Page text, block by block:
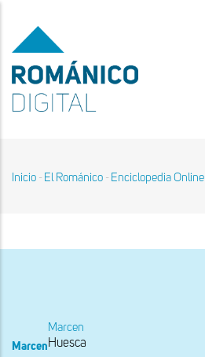
contenido
principal
navegación
Inicio - El Románico - Enciclopedia Online
Marcen
Marcen
Huesca